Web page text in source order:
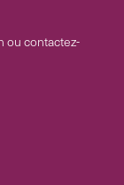
ou contactez-